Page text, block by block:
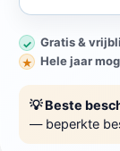
✓ Gratis &
★ Hele jaar
💡 Beste
— beperkte